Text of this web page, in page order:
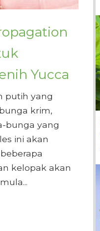
Yucca
putih yang
krim,
bunga yang
ini akan
kelopak akan